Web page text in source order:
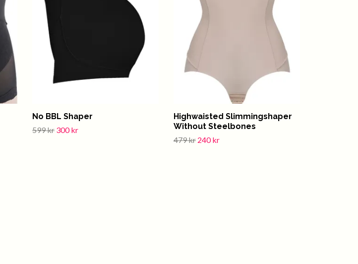
No BBL Shaper
599 kr 300 kr
Highwaisted Slimmingshaper
Without Steelbones
479 kr 240 kr